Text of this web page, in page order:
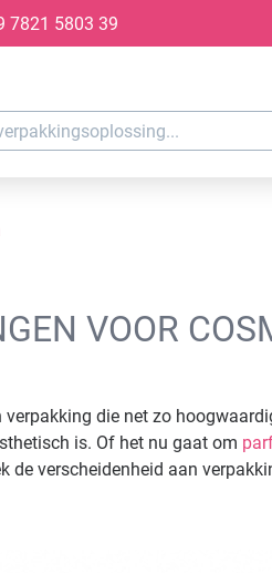
7821 5803 39
VOOR
verpakking die net zo
is. Of het nu gaat om
de verscheidenheid aan